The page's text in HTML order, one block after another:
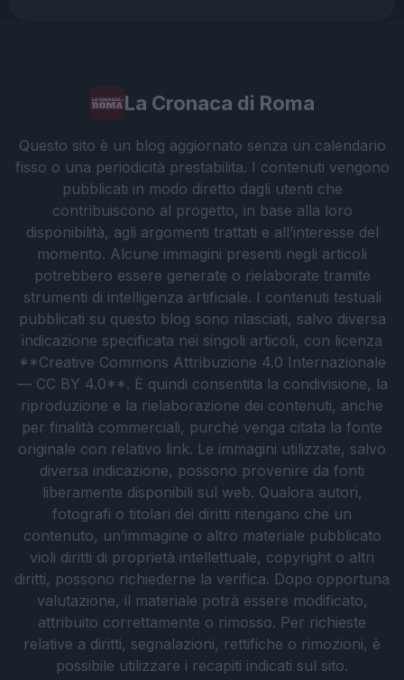
La Cronaca di Roma
Questo sito è un blog aggiornato senza un calendario
fisso o una periodicità prestabilita. I contenuti vengono
pubblicati in modo diretto dagli utenti che
contribuiscono al progetto, in base alla loro
disponibilità, agli argomenti trattati e all’interesse del
momento. Alcune immagini presenti negli articoli
potrebbero essere generate o rielaborate tramite
strumenti di intelligenza artificiale. I contenuti testuali
pubblicati su questo blog sono rilasciati, salvo diversa
indicazione specificata nei singoli articoli, con licenza
**Creative Commons Attribuzione 4.0 Internazionale
— CC BY 4.0**. È quindi consentita la condivisione, la
riproduzione e la rielaborazione dei contenuti, anche
per finalità commerciali, purché venga citata la fonte
originale con relativo link. Le immagini utilizzate, salvo
diversa indicazione, possono provenire da fonti
liberamente disponibili sul web. Qualora autori,
fotografi o titolari dei diritti ritengano che un
contenuto, un’immagine o altro materiale pubblicato
violi diritti di proprietà intellettuale, copyright o altri
diritti, possono richiederne la verifica. Dopo opportuna
valutazione, il materiale potrà essere modificato,
attribuito correttamente o rimosso. Per richieste
relative a diritti, segnalazioni, rettifiche o rimozioni, è
possibile utilizzare i recapiti indicati sul sito.